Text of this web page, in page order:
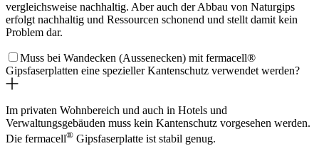
vergleichsweise nachhaltig. Aber auch der Abbau von Naturgips
erfolgt nachhaltig und Ressourcen schonend und stellt damit kein
Problem dar.
Muss bei Wandecken (Aussenecken) mit fermacell®
Gipsfaserplatten eine spezieller Kantenschutz verwendet werden?
Im privaten Wohnbereich und auch in Hotels und
Verwaltungsgebäuden muss kein Kantenschutz vorgesehen werden.
Die fermacell® Gipsfaserplatte ist stabil genug.